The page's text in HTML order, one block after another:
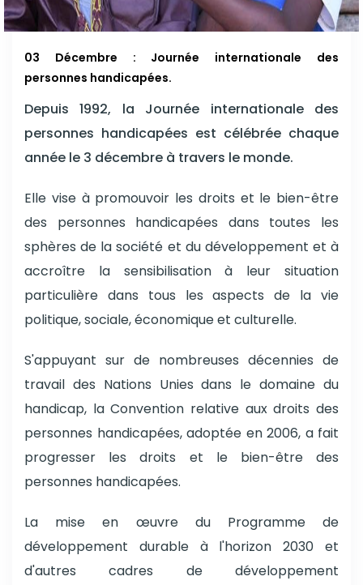
03 Décembre : Journée internationale des
personnes handicapées.
Depuis 1992, la Journée internationale des
personnes handicapées est célébrée chaque
année le 3 décembre à travers le monde.
Elle vise à promouvoir les droits et le bien-être
des personnes handicapées dans toutes les
sphères de la société et du développement et à
accroître la sensibilisation à leur situation
particulière dans tous les aspects de la vie
politique, sociale, économique et culturelle.
S'appuyant sur de nombreuses décennies de
travail des Nations Unies dans le domaine du
handicap, la Convention relative aux droits des
personnes handicapées, adoptée en 2006, a fait
progresser les droits et le bien-être des
personnes handicapées.
La mise en œuvre du Programme de
développement durable à l'horizon 2030 et
d'autres cadres de développement